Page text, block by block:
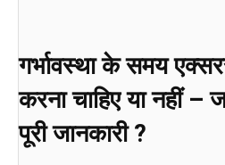
गर्भावस्था के समय
करना चाहिए या नहीं –
पूरी जानकारी ?